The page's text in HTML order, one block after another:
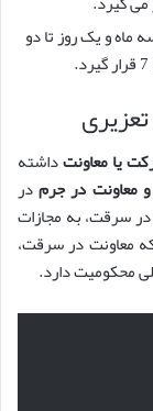
آن سه ماه و یک روز تا دو
یا معاونتداشته
معاونت در جرمدر
سرقت، به مجازات
معاونت در سرقت،
محکومیت دارد.